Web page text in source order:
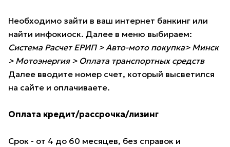
Необходимо зайти в ваш интернет банкинг или
найти инфокиоск. Далее в меню выбираем:
Система Расчет ЕРИП > Авто-мото покупка> Минск
> Мотоэнергия > Оплата транспортных средств
Далее вводите номер счет, который высветился
на сайте и оплачиваете.
Оплата кредит/рассрочка/лизинг
Срок - от 4 до 60 месяцев, без справок и